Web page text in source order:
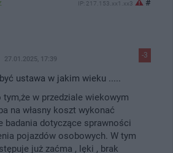
IP: 217.153.xx1.xx3 #
-3
27.01.2025, 17:39
ustawa w jakim wieku .....
tym,że w przedziale wiekowym
na własny koszt wykonać
badania dotyczące sprawności
pojazdów osobowych. W tym
już zaćma , lęki , brak